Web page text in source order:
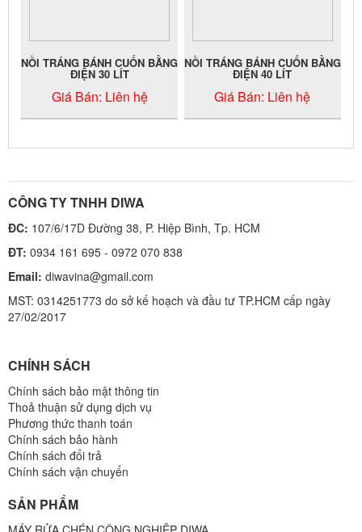
NỒI TRÁNG BÁNH CUỐN BẰNG
ĐIỆN 30 LÍT
Giá Bán: Liên hệ
NỒI TRÁNG BÁNH CUỐN BẰNG
ĐIỆN 40 LÍT
Giá Bán: Liên hệ
CÔNG TY TNHH DIWA
ĐC: 107/6/17D Đường 38, P. Hiệp Bình, Tp. HCM
ĐT: 0934 161 695 - 0972 070 838
Email: diwavina@gmail.com
MST: 0314251773 do sở kế hoạch và đầu tư TP.HCM cấp ngày
27/02/2017
CHÍNH SÁCH
Chính sách bảo mật thông tin
Thoả thuận sử dụng dịch vụ
Phương thức thanh toán
Chính sách bảo hành
Chính sách đổi trả
Chính sách vận chuyển
SẢN PHẨM